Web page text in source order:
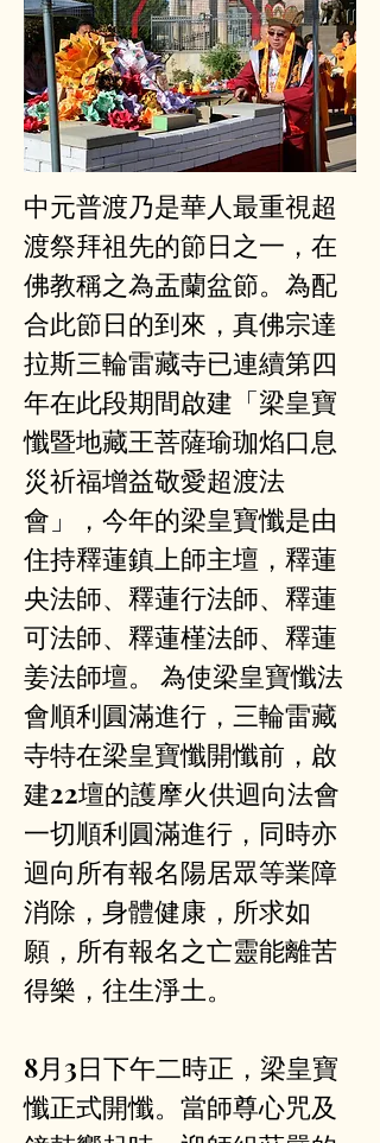
中元普渡乃是華人最重視超
渡祭拜祖先的節日之一，在
佛教稱之為盂蘭盆節。為配
合此節日的到來，真佛宗達
拉斯三輪雷藏寺已連續第四
年在此段期間啟建「梁皇寶
懺暨地藏王菩薩瑜珈焰口息
災祈福增益敬愛超渡法
會」，今年的梁皇寶懺是由
住持釋蓮鎮上師主壇，釋蓮
央法師、釋蓮行法師、釋蓮
可法師、釋蓮槿法師、釋蓮
姜法師壇。 為使梁皇寶懺法
會順利圓滿進行，三輪雷藏
寺特在梁皇寶懺開懺前，啟
建22壇的護摩火供迴向法會
一切順利圓滿進行，同時亦
迴向所有報名陽居眾等業障
消除，身體健康，所求如
願，所有報名之亡靈能離苦
得樂，往生淨土。
8月3日下午二時正，梁皇寶
懺正式開懺。當師尊心咒及